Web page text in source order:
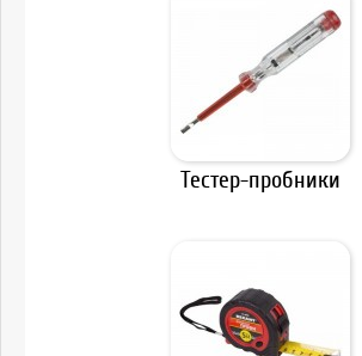
Тестер-пробники